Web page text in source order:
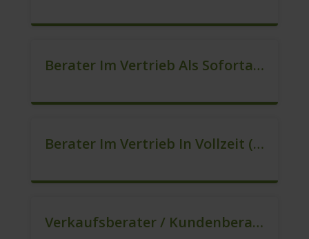
Berater Im Vertrieb Als Sofortanstellung (m/w/d)
Berater Im Vertrieb In Vollzeit (m/w/d)
Verkaufsberater / Kundenberater – Mehr Als Ein Job (m/w/d)